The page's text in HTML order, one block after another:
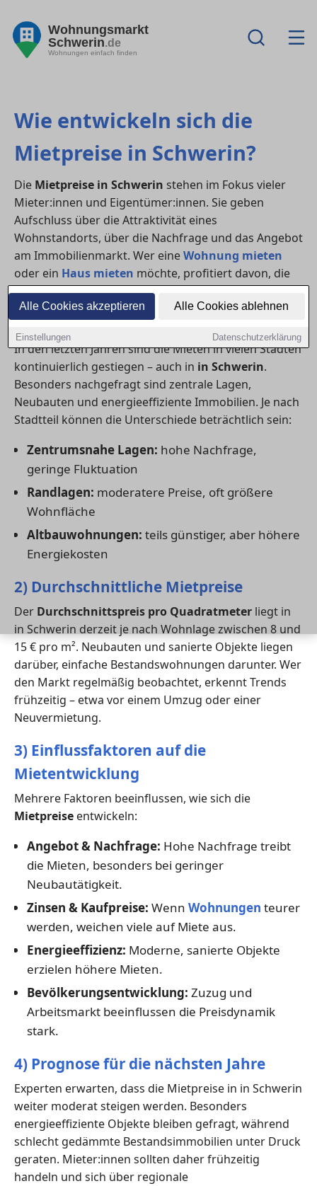
Alle Cookies akzeptieren Alle Cookies ablehnen
Einstellungen Datenschutzerklärung
Wohnungsmarkt
Schwerin.de
Wohnungen einfach finden
Wie entwickeln sich die
Mietpreise in Schwerin?
Die Mietpreise in Schwerin stehen im Fokus vieler
Mieter:innen und Eigentümer:innen. Sie geben
Aufschluss über die Attraktivität eines
Wohnstandorts, über die Nachfrage und das Angebot
am Immobilienmarkt. Wer eineWohnung mieten
oder ein Haus mieten möchte, profitiert davon, die
Preisentwicklung genau zu kennen.
1) Aktuelle Mietpreistrends
In den letzten Jahren sind die Mieten in vielen Städten
kontinuierlich gestiegen – auch in in Schwerin.
Besonders nachgefragt sind zentrale Lagen,
Neubauten und energieeffiziente Immobilien. Je nach
Stadtteil können die Unterschiede beträchtlich sein:
Zentrumsnahe Lagen: hohe Nachfrage,
geringe Fluktuation
Randlagen: moderatere Preise, oft größere
Wohnfläche
Altbauwohnungen: teils günstiger, aber höhere
Energiekosten
2) Durchschnittliche Mietpreise
Der Durchschnittspreis pro Quadratmeter liegt in
in Schwerin derzeit je nach Wohnlage zwischen 8 und
15 € pro m². Neubauten und sanierte Objekte liegen
darüber, einfache Bestandswohnungen darunter. Wer
den Markt regelmäßig beobachtet, erkennt Trends
frühzeitig – etwa vor einem Umzug oder einer
Neuvermietung.
3) Einflussfaktoren auf die
Mietentwicklung
Mehrere Faktoren beeinflussen, wie sich die
Mietpreise entwickeln:
Angebot & Nachfrage: Hohe Nachfrage treibt
die Mieten, besonders bei geringer
Neubautätigkeit.
Zinsen & Kaufpreise: Wenn Wohnungen teurer
werden, weichen viele auf Miete aus.
Energieeffizienz: Moderne, sanierte Objekte
erzielen höhere Mieten.
Bevölkerungsentwicklung: Zuzug und
Arbeitsmarkt beeinflussen die Preisdynamik
stark.
4) Prognose für die nächsten Jahre
Experten erwarten, dass die Mietpreise in in Schwerin
weiter moderat steigen werden. Besonders
energieeffiziente Objekte bleiben gefragt, während
schlecht gedämmte Bestandsimmobilien unter Druck
geraten. Mieter:innen sollten daher frühzeitig
handeln und sich über regionale